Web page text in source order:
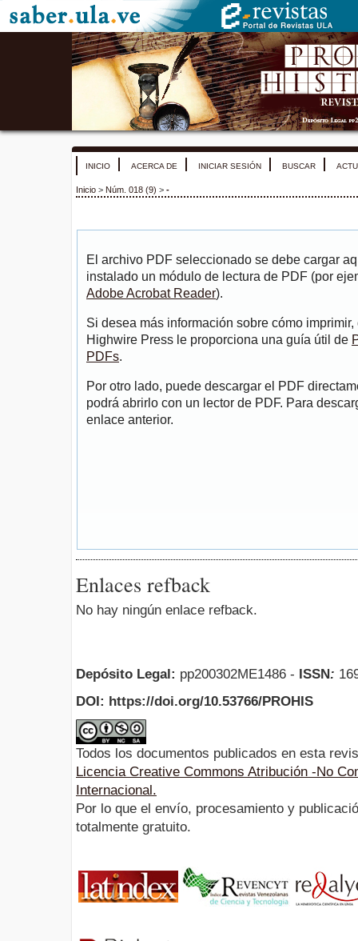
INICIO ACERCA DE INICIAR SESIÓN BUSCAR
Inicio > Núm. 018 (9) > -
El archivo PDF seleccionado se debe cargar
instalado un módulo de lectura de PDF (por
Adobe Acrobat Reader).
Si desea más información sobre cómo
Highwire Press le proporciona una guía útil de
PDFs.
Por otro lado, puede descargar el PDF
podrá abrirlo con un lector de PDF. Para
enlace anterior.
Enlaces refback
No hay ningún enlace refback.
Depósito Legal: pp200302ME1486 - ISSN:
DOI: https://doi.org/10.53766/PROHIS
Todos los documentos publicados en esta
Licencia Creative Commons Atribución -No
Internacional.
Por lo que el envío, procesamiento y
totalmente gratuito.